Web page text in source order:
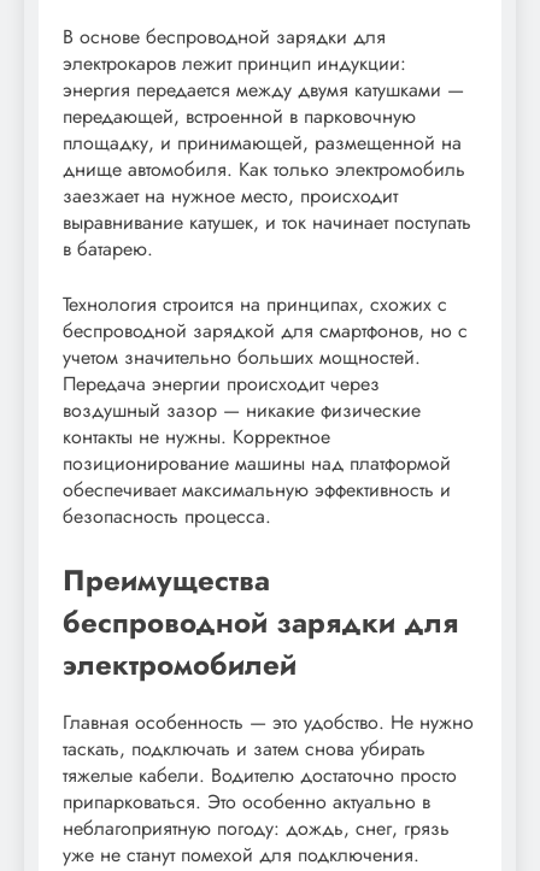
В основе беспроводной зарядки для
электрокаров лежит принцип индукции:
энергия передается между двумя катушками —
передающей, встроенной в парковочную
площадку, и принимающей, размещенной на
днище автомобиля. Как только электромобиль
заезжает на нужное место, происходит
выравнивание катушек, и ток начинает поступать
в батарею.
Технология строится на принципах, схожих с
беспроводной зарядкой для смартфонов, но с
учетом значительно больших мощностей.
Передача энергии происходит через
воздушный зазор — никакие физические
контакты не нужны. Корректное
позиционирование машины над платформой
обеспечивает максимальную эффективность и
безопасность процесса.
Преимущества
беспроводной зарядки для
электромобилей
Главная особенность — это удобство. Не нужно
таскать, подключать и затем снова убирать
тяжелые кабели. Водителю достаточно просто
припарковаться. Это особенно актуально в
неблагоприятную погоду: дождь, снег, грязь
уже не станут помехой для подключения.